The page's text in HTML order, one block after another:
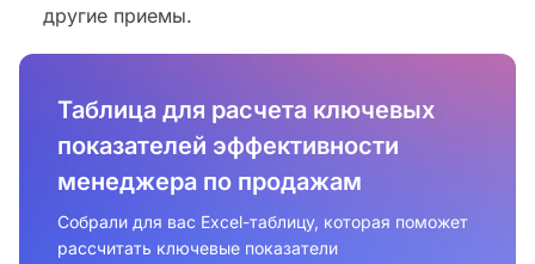
другие приемы.
Таблица для расчета ключевых
показателей эффективности
менеджера по продажам
Собрали для вас Excel-таблицу, которая поможет
рассчитать ключевые показатели